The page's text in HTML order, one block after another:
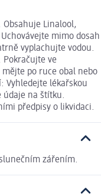
Obsahuje Linalool,
mimo dosah
vyplachujte vodou.
Pokračujte ve
po ruce obal nebo
Vyhledejte lékařskou
údaje na štítku.
předpisy o likvidaci.
zářením.